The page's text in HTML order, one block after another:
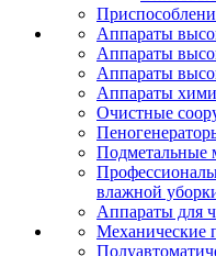
Аппараты
Аппараты
Аппараты
Аппараты
Очистные
влажной
Аппараты для
Механические